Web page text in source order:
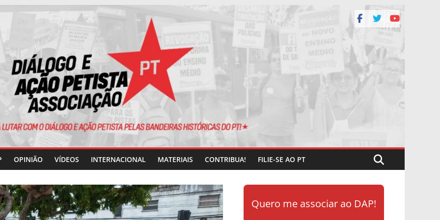
OPINIÃO VÍDEOS INTERNACIONAL MATERIAIS CONTRIBUA! FILIE-SE AO PT
Quero me associar ao DAP!